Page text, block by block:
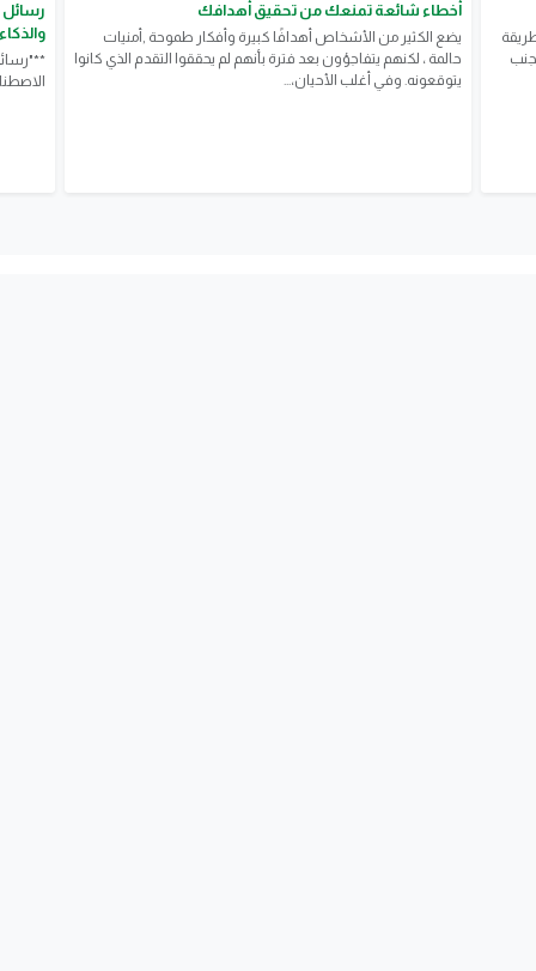
أخطاء شائعة تمنعك من تحقيق أهدافك
يضع الكثير من الأشخاص أهدافًا كبيرة وأفكار طموحة ,أمنيات
حالمة ، لكنهم يتفاجؤون بعد فترة بأنهم لم يحققوا التقدم الذي كانوا
يتوقعونه. وفي أغلب الأحيان،...
رسائل